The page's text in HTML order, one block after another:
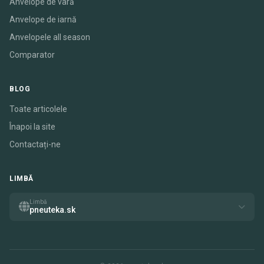
Anvelope de iarnă
Anvelopele all season
Comparator
BLOG
Toate articolele
Înapoi la site
Contactați-ne
LIMBĂ
Limbă
pneuteka.sk